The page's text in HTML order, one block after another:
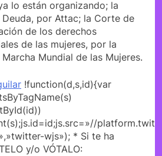
lo están organizando; la
por Attac; la Corte de
de los derechos
de las mujeres, por la
Mundial de las Mujeres.
!function(d,s,id){var
wjs»); * Si te ha
y/o VÓTALO: